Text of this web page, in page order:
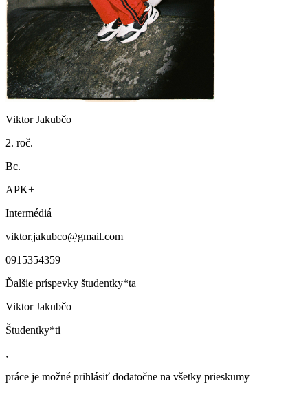
Viktor Jakubčo
2. roč.
Bc.
APK+
Intermédiá
viktor.jakubco@gmail.com
0915354359
Ďalšie príspevky študentky*ta
Viktor Jakubčo
Študentky*ti
,
práce je možné prihlásiť dodatočne na všetky prieskumy